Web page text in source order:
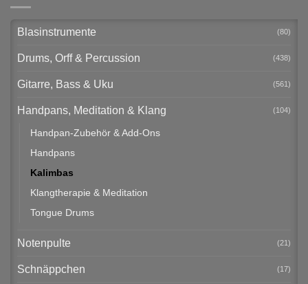
Blasinstrumente (80)
Drums, Orff & Percussion (438)
Gitarre, Bass & Uku (561)
Handpans, Meditation & Klang (104)
Handpan-Zubehör & Add-Ons
Handpans
Kalimbas
Klangtherapie & Meditation
Tongue Drums
Notenpulte (21)
Schnäppchen (17)